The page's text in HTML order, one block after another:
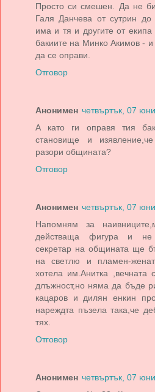
Просто си смешен. Да не
Галя Данчева от сутрин до
има и тя и другите от
бакиите на Минко Акимов - и
да се оправи.
Отговор
Анонимен четвъртък, 07
А като ги оправя тия
становище и
разори общината?
Отговор
Анонимен четвъртък, 07
Напомням за
действаща фигура и не
секретар на общината ще
на светлю и пламен-
хотела им.Анитка ,вечната
длъжност,но няма да бъде
кацаров и дилян енкин
нареждта пъзела така,че
тях.
Отговор
Анонимен четвъртък, 07